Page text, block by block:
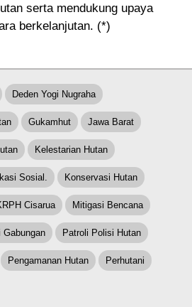
serta mendukung upaya
berkelanjutan. (*)
Deden Yogi Nugraha
Gukamhut Jawa Barat
Kelestarian Hutan
Sosial. Konservasi Hutan
Cisarua Mitigasi Bencana
Gabungan Patroli Polisi Hutan
Pengamanan Hutan Perhutani